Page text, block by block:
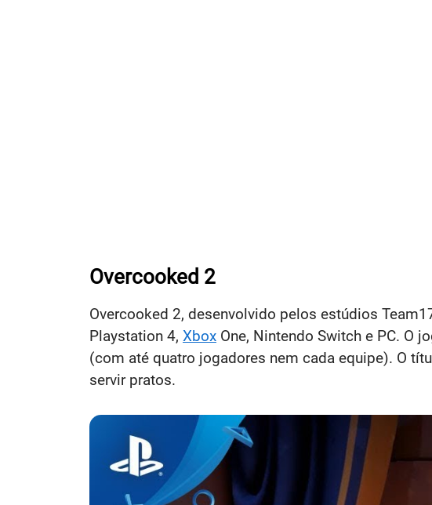
Overcooked 2
Overcooked 2, desenvolvido pelos estúdios
Playstation 4, Xbox One, Nintendo Switch e PC. O
(com até quatro jogadores nem cada equipe). O
servir pratos.